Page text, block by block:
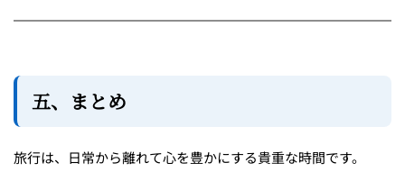
五、まとめ
旅行は、日常から離れて心を豊かにする貴重な時間です。